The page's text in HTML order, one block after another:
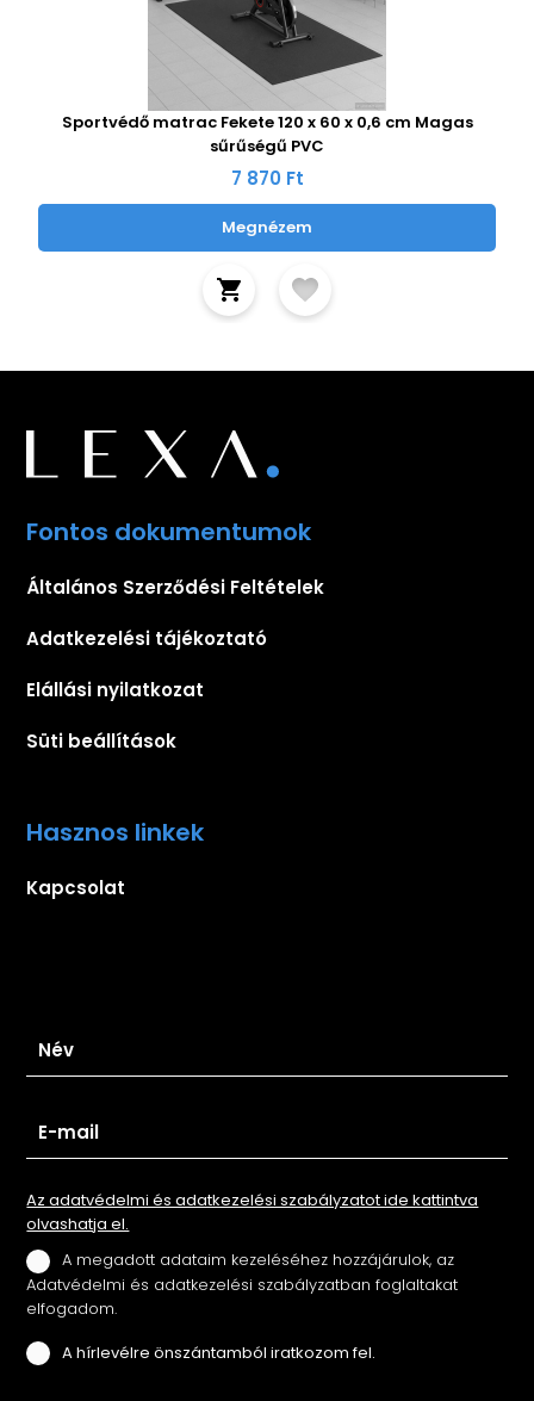
Sportvédő matrac Fekete 120 x 60 x 0,6 cm Magas
sűrűségű PVC
7 870 Ft
Megnézem
Fontos dokumentumok
Általános Szerződési Feltételek
Adatkezelési tájékoztató
Elállási nyilatkozat
Süti beállítások
Hasznos linkek
Kapcsolat
Az adatvédelmi és adatkezelési szabályzatot ide kattintva
olvashatja el.
A megadott adataim kezeléséhez hozzájárulok, az
Adatvédelmi és adatkezelési szabályzatban foglaltakat
elfogadom.
A hírlevélre önszántamból iratkozom fel.